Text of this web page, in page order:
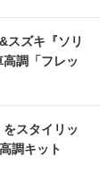
スズキ『ソリ
調「フレッ
をスタイリッ
調キット